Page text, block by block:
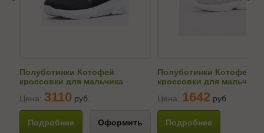
Полуботинки Котофей
кроссовки для мальчика
634153-71
Цена: 3110 руб.
Подробнее Оформить
Полуботинки Котофей
кроссовки для мальчика
544079-12
Цена: 1642 руб.
Подробнее